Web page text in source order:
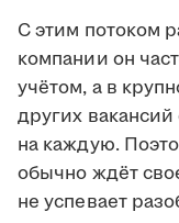
С этим потоком
компании он
учётом, а в
других
на каждую.
обычно ждёт
не успевает